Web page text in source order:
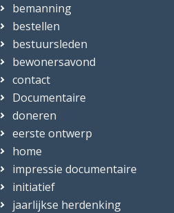
bemanning
bestellen
bestuursleden
bewonersavond
contact
Documentaire
doneren
eerste ontwerp
home
impressie documentaire
initiatief
jaarlijkse herdenking